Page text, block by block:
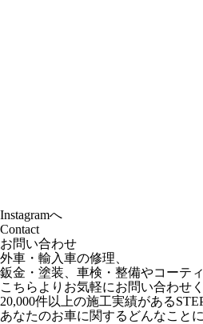
Instagramへ
Contact
お問い合わせ
外車・輸入車の修理、
鈑金・塗装、車検・整備やコーテ
こちらよりお気軽にお問い合わせく
20,000件以上の施工実績がある
あなたのお車に関するどんなこと